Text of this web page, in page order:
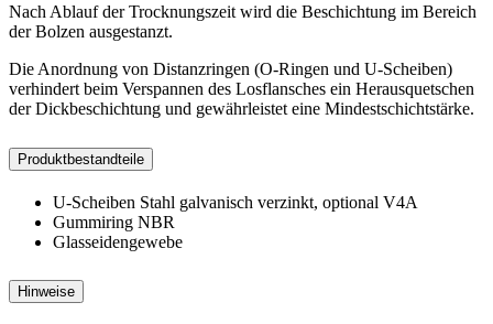
Nach Ablauf der Trocknungszeit wird die Beschichtung im Bereich
der Bolzen ausgestanzt.
Die Anordnung von Distanzringen (O-Ringen und U-Scheiben)
verhindert beim Verspannen des Losflansches ein Herausquetschen
der Dickbeschichtung und gewährleistet eine Mindestschichtstärke.
Produktbestandteile
U-Scheiben Stahl galvanisch verzinkt, optional V4A
Gummiring NBR
Glasseidengewebe
Hinweise